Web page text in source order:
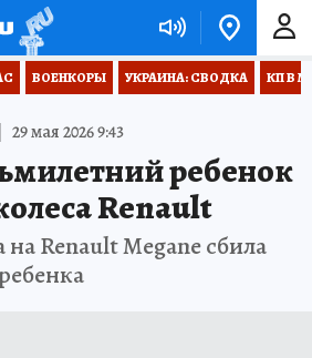
ВОЕНКОРЫ УКРАИНА: СВОДКА КП В
29 мая 2026 9:43
ребенок
Renault
Renault Megane сбила